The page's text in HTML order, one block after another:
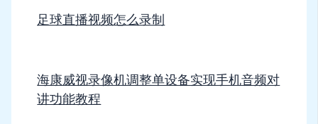
足球直播视频怎么录制
海康威视录像机调整单设备实现手机音频对
讲功能教程